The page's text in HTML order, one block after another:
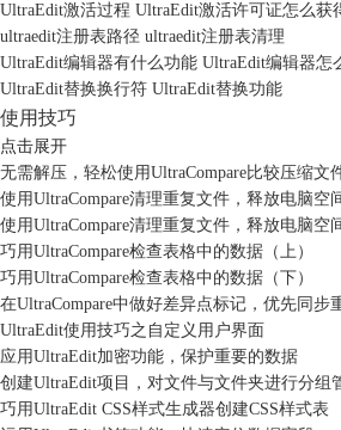
UltraEdit激活过程 UltraEdit激活许可证怎么获
ultraedit注册表路径 ultraedit注册表清理
UltraEdit编辑器有什么功能 UltraEdit编辑器怎
UltraEdit替换换行符 UltraEdit替换功能
使用技巧
点击展开
无需解压，轻松使用UltraCompare比较压缩文
使用UltraCompare清理重复文件，释放电脑空
使用UltraCompare清理重复文件，释放电脑空
巧用UltraCompare检查表格中的数据（上）
巧用UltraCompare检查表格中的数据（下）
在UltraCompare中做好差异点标记，优先同步
UltraEdit使用技巧之自定义用户界面
应用UltraEdit加密功能，保护重要的数据
创建UltraEdit项目，对文件与文件夹进行分组
巧用UltraEdit CSS样式生成器创建CSS样式表